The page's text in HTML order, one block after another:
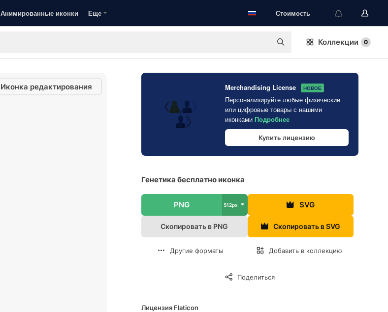
Анимированные иконки Еще Стоимость
Коллекции 0
Иконка редактирования Merchandising License НОВОЕ
Персонализируйте любые физические
или цифровые товары с нашими
иконками Подробнее
Купить лицензию
Генетика бесплатно иконка
PNG 512px SVG
Скопировать в PNG Скопировать в SVG
Другие форматы Добавить в коллекцию
Поделиться
Лицензия Flaticon